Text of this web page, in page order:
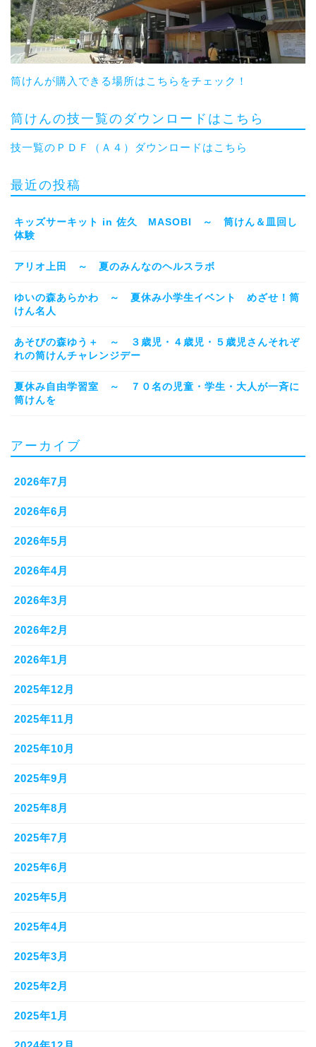
筒けんが購入できる場所はこちらをチェック！
筒けんの技一覧のダウンロードはこちら
技一覧のＰＤＦ（Ａ４）ダウンロードはこちら
最近の投稿
キッズサーキット in 佐久 MASOBI ～ 筒けん＆皿回し
体験
アリオ上田 ～ 夏のみんなのヘルスラボ
ゆいの森あらかわ ～ 夏休み小学生イベント めざせ！筒
けん名人
あそびの森ゆう＋ ～ ３歳児・４歳児・５歳児さんそれぞ
れの筒けんチャレンジデー
夏休み自由学習室 ～ ７０名の児童・学生・大人が一斉に
筒けんを
アーカイブ
2026年7月
2026年6月
2026年5月
2026年4月
2026年3月
2026年2月
2026年1月
2025年12月
2025年11月
2025年10月
2025年9月
2025年8月
2025年7月
2025年6月
2025年5月
2025年4月
2025年3月
2025年2月
2025年1月